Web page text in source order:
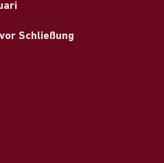
Schließung